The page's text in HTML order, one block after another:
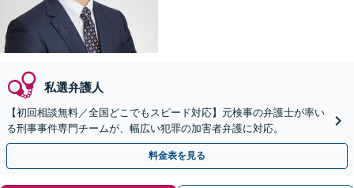
私選弁護人
【初回相談無料／全国どこでもスピード対応】元検事の弁護士が率い
る刑事事件専門チームが、幅広い犯罪の加害者弁護に対応。
料金表を見る